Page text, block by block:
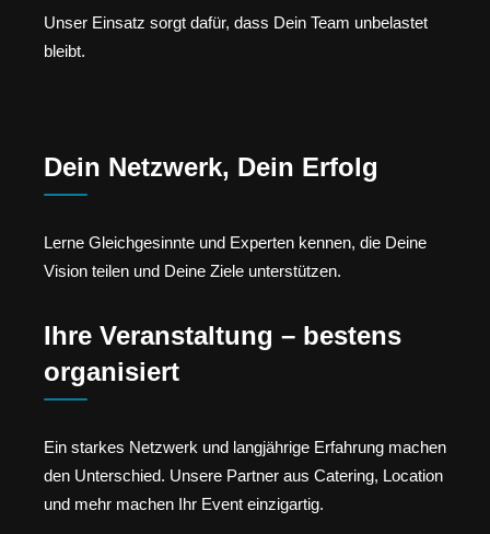
Unser Einsatz sorgt dafür, dass Dein Team unbelastet
bleibt.
Dein Netzwerk, Dein Erfolg
Lerne Gleichgesinnte und Experten kennen, die Deine
Vision teilen und Deine Ziele unterstützen.
Ihre Veranstaltung – bestens
organisiert
Ein starkes Netzwerk und langjährige Erfahrung machen
den Unterschied. Unsere Partner aus Catering, Location
und mehr machen Ihr Event einzigartig.